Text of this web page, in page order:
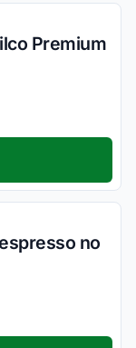
Premium
no